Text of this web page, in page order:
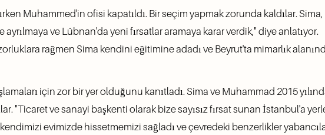
Muhammed'in ofisi kapatıldı. Bir seçim yapmak zorunda kaldılar. Sima,
ve Lübnan'da yeni fırsatlar aramaya karar verdik," diye anlatıyor.
rağmen Sima kendini eğitimine adadı ve Beyrut'ta mimarlık
için zor bir yer olduğunu kanıtladı. Sima ve Muhammad 2015
"Ticaret ve sanayi başkenti olarak bize sayısız fırsat sunan İstanbul'a
kendimizi evimizde hissetmemizi sağladı ve çevredeki benzerlikler